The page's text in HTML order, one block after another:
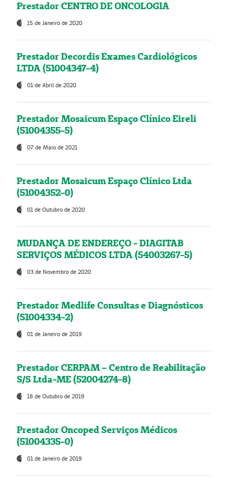
Prestador CENTRO DE ONCOLOGIA
15 de Janeiro de 2020
Prestador Decordis Exames Cardiológicos
LTDA (51004347-4)
01 de Abril de 2020
Prestador Mosaicum Espaço Clínico Eireli
(51004355-5)
07 de Maio de 2021
Prestador Mosaicum Espaço Clínico Ltda
(51004352-0)
01 de Outubro de 2020
MUDANÇA DE ENDEREÇO - DIAGITAB
SERVIÇOS MÉDICOS LTDA (54003267-5)
03 de Novembro de 2020
Prestador Medlife Consultas e Diagnósticos
(51004334-2)
01 de Janeiro de 2019
Prestador CERPAM – Centro de Reabilitação
S/S Ltda-ME (52004274-8)
18 de Outubro de 2019
Prestador Oncoped Serviços Médicos
(51004335-0)
01 de Janeiro de 2019